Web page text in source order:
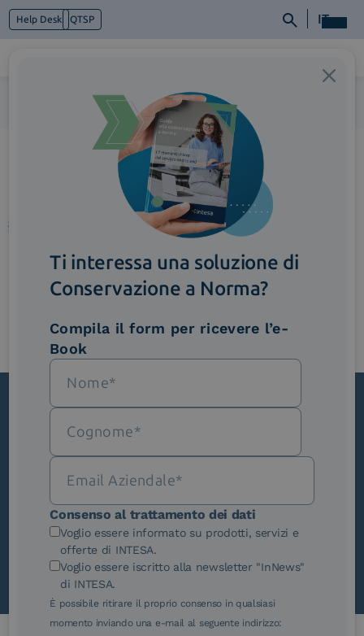
Help Desk QTSP IT
Cosa facciamo
ImmagineFunzionalita_SmartBusinessNetwork (2)
Iscriviti alla newsletter
Novità, iniziative ed eventi dal mondo della
trasformazione digitale.
Scopri InNews
Ti interessa una soluzione di
Conservazione a Norma?
Compila il form per ricevere l’e-
Book
Consenso al trattamento dei dati
Voglio essere informato su prodotti, servizi e
offerte di INTESA.
Voglio essere iscritto alla newsletter "InNews"
di INTESA.
È possibile ritirare il proprio consenso in qualsiasi
momento inviando una e-mail al seguente indirizzo: